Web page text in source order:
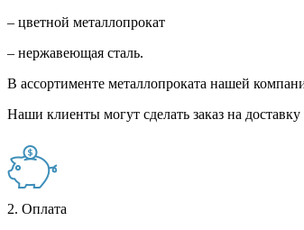
– цветной металлопрокат
– нержавеющая сталь.
В ассортименте металлопроката нашей
Наши клиенты могут сделать заказ на доставку
2. Оплата